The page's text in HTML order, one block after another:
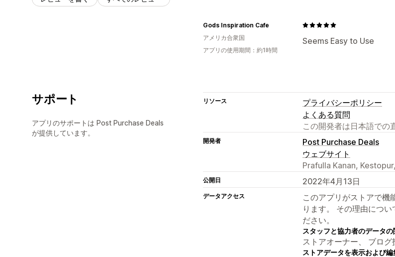
Seems Easy to Use
Gods Inspiration Cafe
アメリカ合衆国
アプリの使用期間：約1時間
サポート
アプリのサポートは Post Purchase Deals
が提供しています。
リソース
プライバシーポリシー
よくある質問
この開発者は日本語での
開発者
Post Purchase Deals
ウェブサイト
Prafulla Kanan,
公開日 2022年4月13日
データアクセス
このアプリがストアで機
ります。 その理由につ
ださい。
スタッフと協力者のデータの
ストアオーナー、 ブログ
ストアデータを表示および編